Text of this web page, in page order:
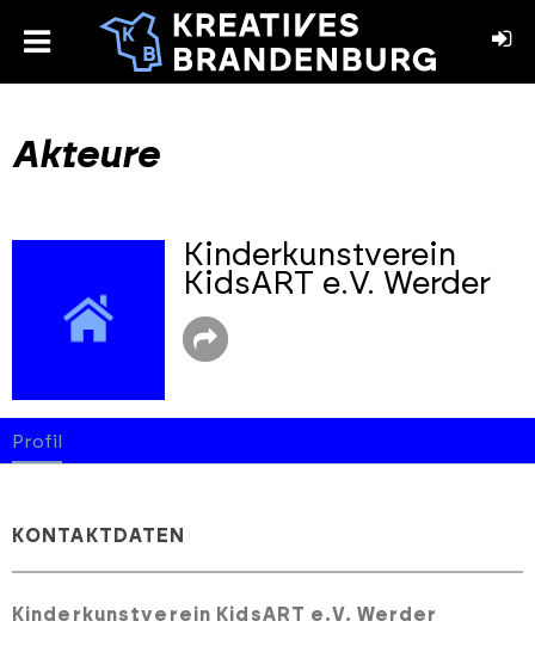
toggle
Akteure
Kinderkunstverein
KidsART e.V. Werder
Profil
KONTAKTDATEN
Kinderkunstverein KidsART e.V. Werder